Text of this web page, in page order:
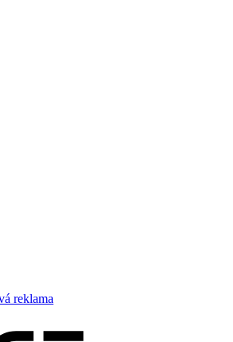
reklama